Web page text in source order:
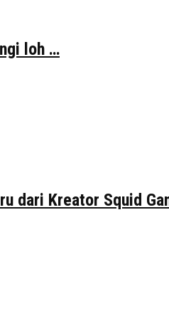
loh …
dari Kreator Squid